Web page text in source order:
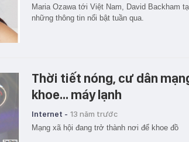
Maria Ozawa tới Việt Nam, David Backham
những thông tin nổi bật tuần qua.
Thời tiết nóng, cư dân
khoe... máy lạnh
Internet - 13 năm trước
Mạng xã hội đang trở thành nơi để khoe đồ